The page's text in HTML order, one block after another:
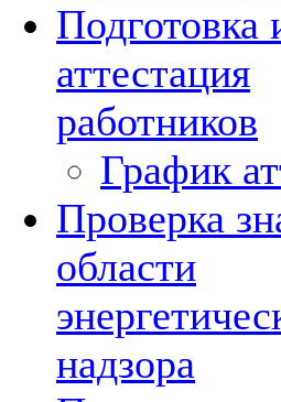
Подготовка
аттестация
работников
График
Проверка
области
надзора